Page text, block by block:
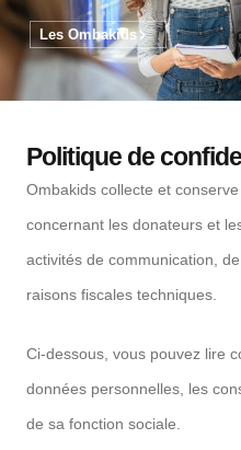
Les Ombakids
Politique de
Ombakids collecte et
concernant les donateurs et
activités de communication,
raisons fiscales techniques.
Ci-dessous, vous pouvez lire
données personnelles, les
de sa fonction sociale.